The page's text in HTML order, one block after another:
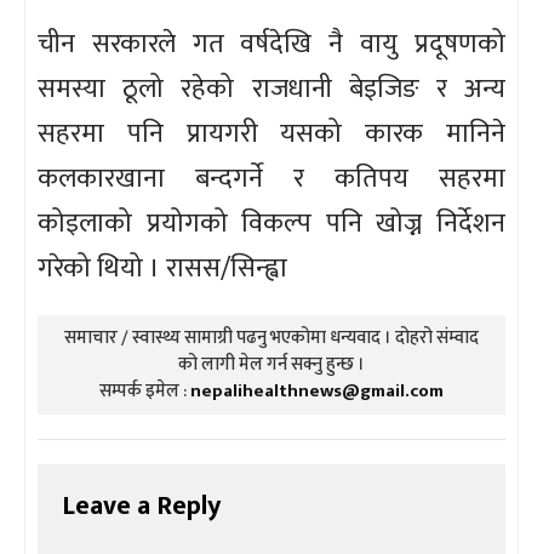
चीन सरकारले गत वर्षदेखि नै वायु प्रदूषणको
समस्या ठूलो रहेको राजधानी बेइजिङ र अन्य
सहरमा पनि प्रायगरी यसको कारक मानिने
कलकारखाना बन्दगर्ने र कतिपय सहरमा
कोइलाको प्रयोगको विकल्प पनि खोज्न निर्देशन
गरेको थियो । रासस/सिन्ह्वा
समाचार / स्वास्थ्य सामाग्री पढनु भएकोमा धन्यवाद । दोहरो संम्वाद
को लागी मेल गर्न सक्नु हुन्छ ।
सम्पर्क इमेल :nepalihealthnews@gmail.com
Leave a Reply